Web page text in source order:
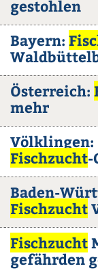
gestohlen
Bayern:
Österreich:
mehr
Völklingen:
Fischzucht-
Baden-
Fischzucht
Fischzucht
gefährden